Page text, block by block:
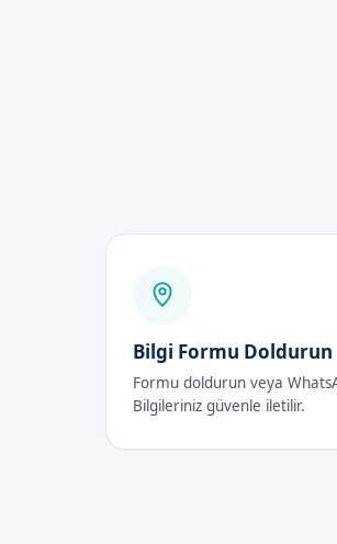
Klipsli
İlk 48
İşlem
Bilgi Formu Doldurun
Formu doldurun veya
Bilgileriniz güvenle iletilir.